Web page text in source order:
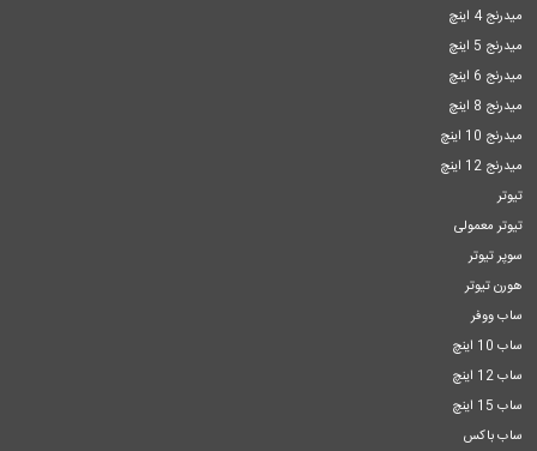
میدرنج 4 اینچ
میدرنج 5 اینچ
میدرنج 6 اینچ
میدرنج 8 اینچ
میدرنج 10 اینچ
میدرنج 12 اینچ
تیوتر
تیوتر معمولی
سوپر تیوتر
هورن تیوتر
ساب ووفر
ساب 10 اینچ
ساب 12 اینچ
ساب 15 اینچ
ساب باکس